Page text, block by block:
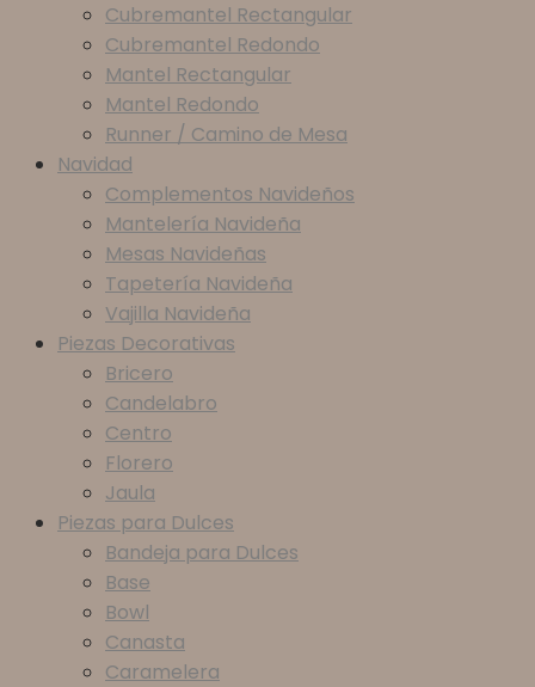
Cubremantel Rectangular
Cubremantel Redondo
Mantel Rectangular
Mantel Redondo
Runner / Camino de Mesa
Navidad
Complementos Navideños
Mantelería Navideña
Mesas Navideñas
Tapetería Navideña
Vajilla Navideña
Piezas Decorativas
Bricero
Candelabro
Centro
Florero
Jaula
Piezas para Dulces
Bandeja para Dulces
Base
Bowl
Canasta
Caramelera